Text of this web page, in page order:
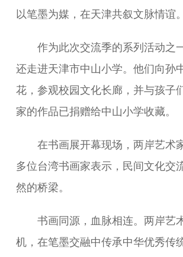
以笔墨为媒，在天津共叙文脉情谊。
作为此次交流季的系列活动之
还走进天津市中山小学。他们向孙
花，参观校园文化长廊，并与孩子
家的作品已捐赠给中山小学收藏。
在书画展开幕现场，两岸艺术
多位台湾书画家表示，民间文化交
然的桥梁。
书画同源，血脉相连。两岸艺
机，在笔墨交融中传承中华优秀传